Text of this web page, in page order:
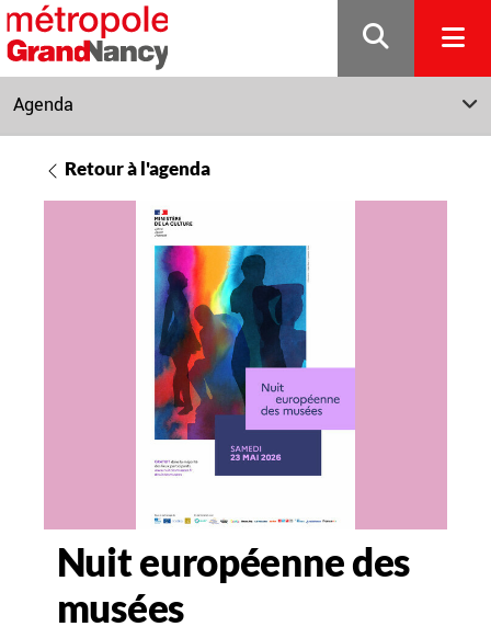
Gestion de vos préférences sur les cookies
Agenda
Retour à l'agenda
Nuit européenne des
musées